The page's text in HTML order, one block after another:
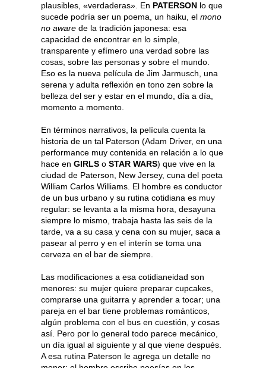
plausibles, «verdaderas». En PATERSON lo que
sucede podría ser un poema, un haiku, el mono
no aware de la tradición japonesa: esa
capacidad de encontrar en lo simple,
transparente y efímero una verdad sobre las
cosas, sobre las personas y sobre el mundo.
Eso es la nueva película de Jim Jarmusch, una
serena y adulta reflexión en tono zen sobre la
belleza del ser y estar en el mundo, día a día,
momento a momento.
En términos narrativos, la película cuenta la
historia de un tal Paterson (Adam Driver, en una
performance muy contenida en relación a lo que
hace en GIRLS o STAR WARS) que vive en la
ciudad de Paterson, New Jersey, cuna del poeta
William Carlos Williams. El hombre es conductor
de un bus urbano y su rutina cotidiana es muy
regular: se levanta a la misma hora, desayuna
siempre lo mismo, trabaja hasta las seis de la
tarde, va a su casa y cena con su mujer, saca a
pasear al perro y en el interín se toma una
cerveza en el bar de siempre.
Las modificaciones a esa cotidianeidad son
menores: su mujer quiere preparar cupcakes,
comprarse una guitarra y aprender a tocar; una
pareja en el bar tiene problemas románticos,
algún problema con el bus en cuestión, y cosas
así. Pero por lo general todo parece mecánico,
un día igual al siguiente y al que viene después.
A esa rutina Paterson le agrega un detalle no